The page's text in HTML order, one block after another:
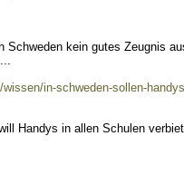
Schweden kein gutes Zeugnis
in-schweden-sollen-
Handys in allen Schulen